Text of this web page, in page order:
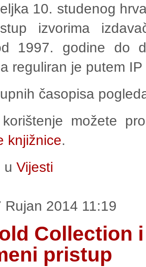
10. studenog
izvorima
1997. godine do
reguliran je putem
časopisa
možete
knjižnice.
u Vijesti
Rujan 2014 11:19
Collection
pristup